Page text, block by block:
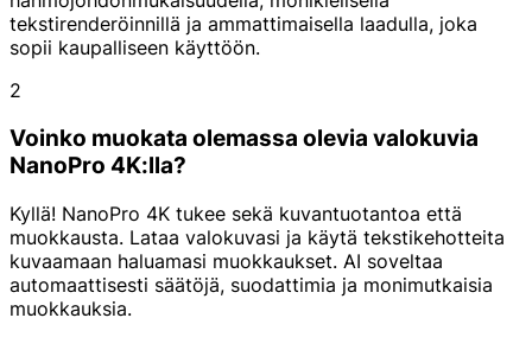
tekstirenderöinnillä ja ammattimaisella laadulla, joka
sopii kaupalliseen käyttöön.
2
Voinko muokata olemassa olevia valokuvia
NanoPro 4K:lla?
Kyllä! NanoPro 4K tukee sekä kuvantuotantoa että
muokkausta. Lataa valokuvasi ja käytä tekstikehotteita
kuvaamaan haluamasi muokkaukset. AI soveltaa
automaattisesti säätöjä, suodattimia ja monimutkaisia
muokkauksia.